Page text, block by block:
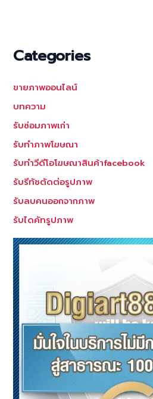
เป็น
สี
แต่ง
รูปภาพ
ขาว
ดำ
เป็น
ภาพถ่าย
สี
Categories
ขายภาพออนไลน์
บทความ
รับซ่อมภาพเก่า
รับทำภาพโฆษณา
รับทำวีดีโอโฆษณาสินค้าfacebook
รับรีทัชตัดต่อรูปภาพ
รับลบคนออกจากภาพ
รับไดคัทรูปภาพ